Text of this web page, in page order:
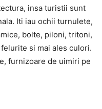
insa turistii sunt
Iti iau ochii turnulete,
bolte, piloni, tritoni,
si mai ales culori.
furnizoare de uimiri pe